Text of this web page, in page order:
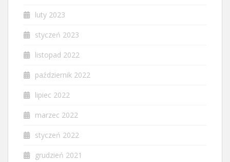
luty 2023
styczeń 2023
listopad 2022
październik 2022
lipiec 2022
marzec 2022
styczeń 2022
grudzień 2021